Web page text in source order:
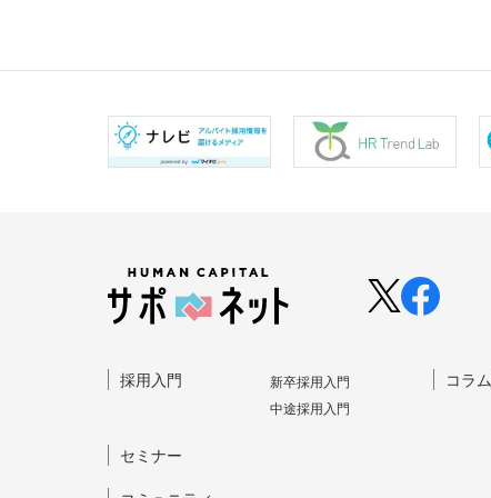
採⽤⼊⾨
新卒採⽤⼊⾨
中途採⽤⼊⾨
セミナー
コラ